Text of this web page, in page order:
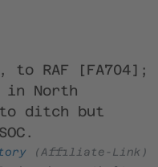
to RAF [FA704];
in North
to ditch but
(Affiliate-Link)